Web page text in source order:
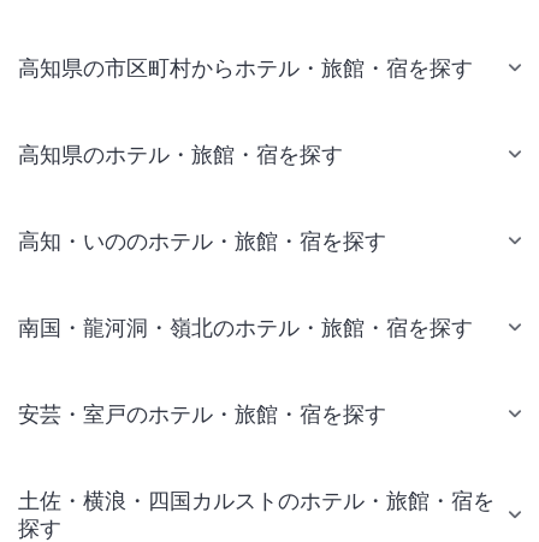
高知県の市区町村からホテル・旅館・宿を探す
高知県のホテル・旅館・宿を探す
高知・いののホテル・旅館・宿を探す
南国・龍河洞・嶺北のホテル・旅館・宿を探す
安芸・室戸のホテル・旅館・宿を探す
土佐・横浪・四国カルストのホテル・旅館・宿を
探す